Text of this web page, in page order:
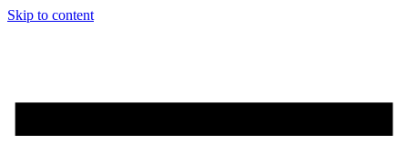
Skip to content